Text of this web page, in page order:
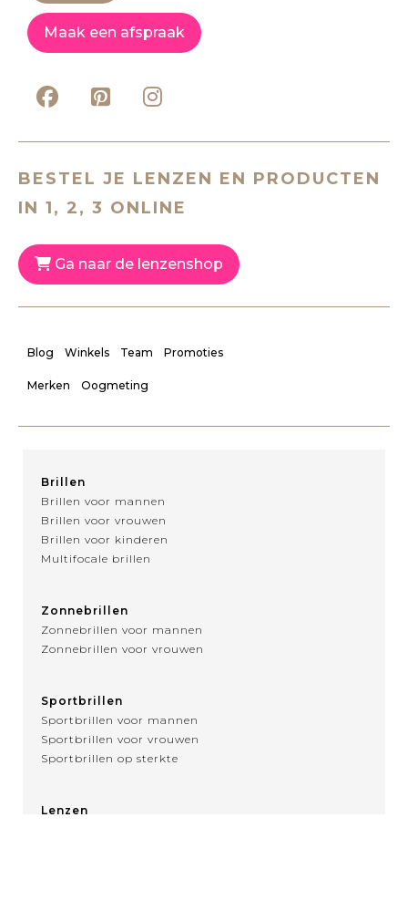
Maak een afspraak
BESTEL JE LENZEN EN PRODUCTEN
IN 1, 2, 3 ONLINE
Ga naar de lenzenshop
Blog Winkels Team Promoties
Merken Oogmeting
Brillen
Brillen voor mannen
Brillen voor vrouwen
Brillen voor kinderen
Multifocale brillen
Zonnebrillen
Zonnebrillen voor mannen
Zonnebrillen voor vrouwen
Sportbrillen
Sportbrillen voor mannen
Sportbrillen voor vrouwen
Sportbrillen op sterkte
Lenzen